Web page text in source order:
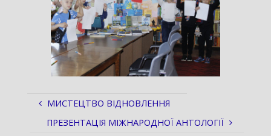
МИСТЕЦТВО ВІДНОВЛЕННЯ
ПРЕЗЕНТАЦІЯ МІЖНАРОДНОЇ АНТОЛОГІЇ